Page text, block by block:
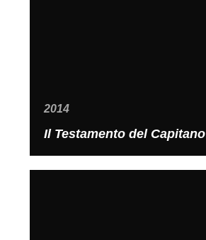
2014
Il Testamento del Capitano